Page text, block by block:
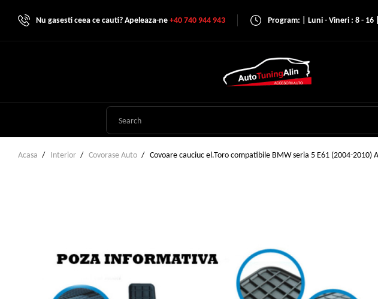
Nu gasesti ceea ce cauti? Apeleaza-ne+40 740 944 943 Program: | Luni - Vineri : 8 - 16 |
Acasa Interior Covorase Auto Covoare cauciuc el.Toro compatibile BMW seria 5 E61 (2004-2010)